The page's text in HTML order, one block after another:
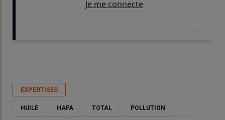
EXPERTISES
HUILE HAFA TOTAL POLLUTION